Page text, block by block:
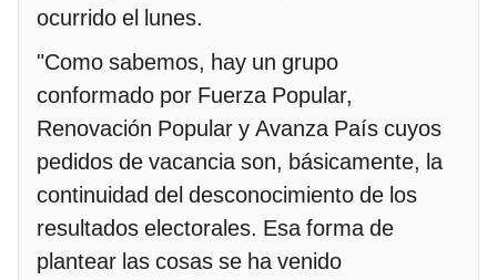
ocurrido el lunes.
"Como sabemos, hay un grupo
conformado por Fuerza Popular,
Renovación Popular y Avanza País cuyos
pedidos de vacancia son, básicamente, la
continuidad del desconocimiento de los
resultados electorales. Esa forma de
plantear las cosas se ha venido